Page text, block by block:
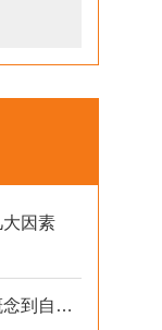
因素
仪表技术全面解析：从基础概念到自动调节系统